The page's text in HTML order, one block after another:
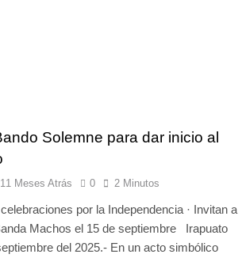
Solemne para dar inicio al
11 Meses Atrás 0 2 Minutos
por la Independencia · Invitan a
Machos el 15 de septiembre Irapuato
del 2025.- En un acto simbólico